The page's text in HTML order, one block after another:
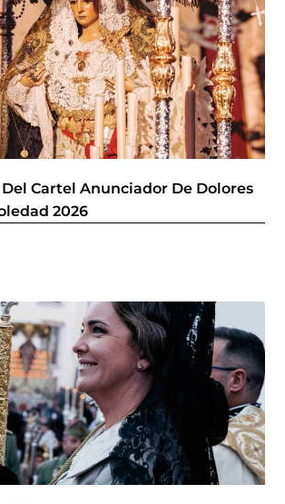
Cartel Anunciador De Dolores
2026